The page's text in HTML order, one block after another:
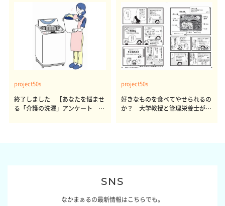
project50s
終了しました 【あなたを悩ませ
る「介護の洗濯」アンケート 体
project50s
好きなものを食べてやせられるの
か？ 大学教授と管理栄養士が出
SNS
なかまぁるの最新情報はこちらでも。